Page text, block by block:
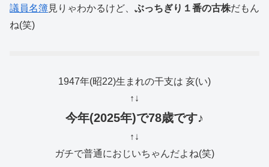
議員名簿見りゃわかるけど、 ぶっちぎり１番の古株だもん
ね(笑)
1947年(昭22)生まれの干支は 亥(い)
↑↓
今年(2025年)で78歳です♪
↑↓
ガチで普通におじいちゃんだよね(笑)